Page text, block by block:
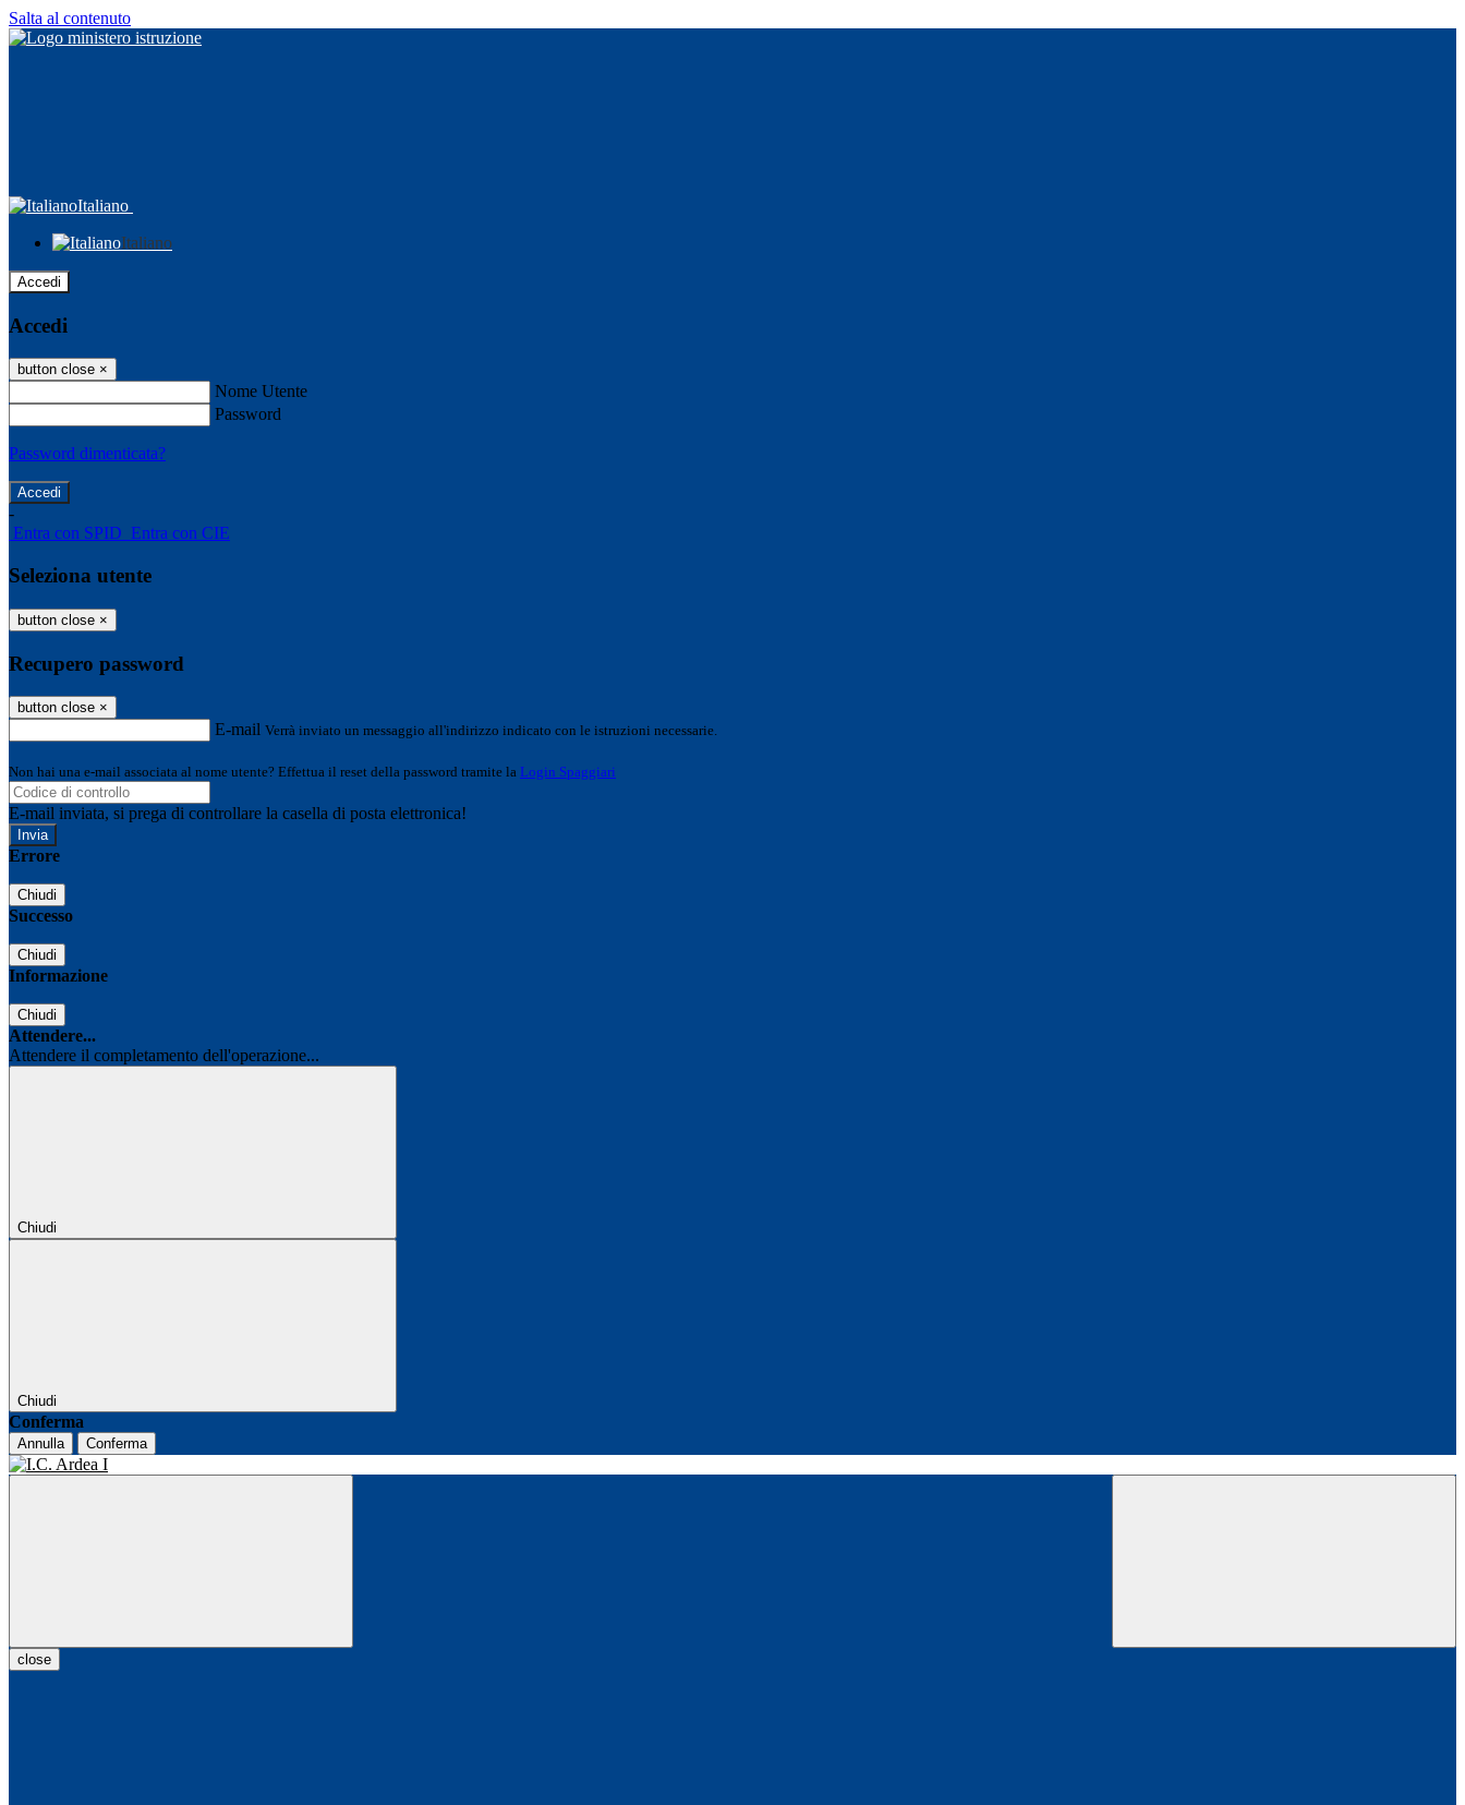
Salta al contenuto
Italiano
Italiano
Accedi
Accedi
button close ×
Nome Utente
Password
Password dimenticata?
-
Entra con SPID Entra con CIE
Seleziona utente
button close ×
Recupero password
button close ×
E-mail Verrà inviato un messaggio all'indirizzo indicato con le istruzioni necessarie.
Non hai una e-mail associata al nome utente? Effettua il reset della password tramite la Login Spaggiari
E-mail inviata, si prega di controllare la casella di posta elettronica!
Errore
Chiudi
Successo
Chiudi
Informazione
Chiudi
Attendere...
Attendere il completamento dell'operazione...
Chiudi
Chiudi
Conferma
Annulla Conferma
close